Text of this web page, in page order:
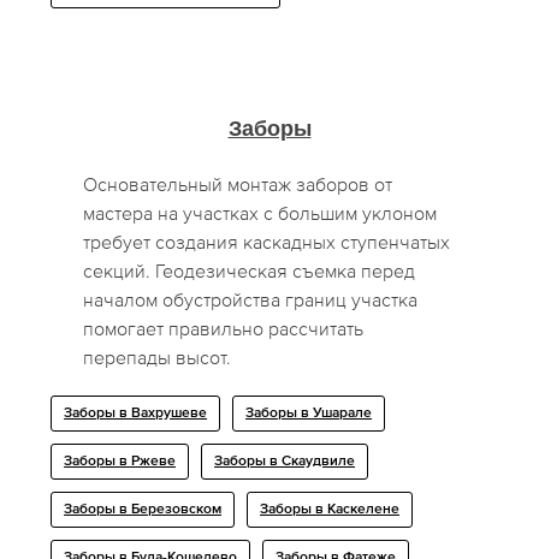
Заборы
Основательный монтаж заборов от
мастера на участках с большим уклоном
требует создания каскадных ступенчатых
секций. Геодезическая съемка перед
началом обустройства границ участка
помогает правильно рассчитать
перепады высот.
Заборы в Вахрушеве Заборы в Ушарале
Заборы в Ржеве Заборы в Скаудвиле
Заборы в Березовском Заборы в Каскелене